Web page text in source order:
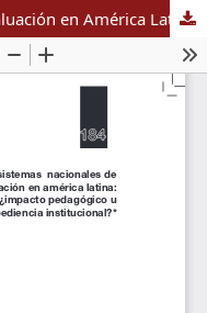
Los sistemas nacionales de evaluación en América Latina: ¿impacto pedagógico u obediencia institucional?